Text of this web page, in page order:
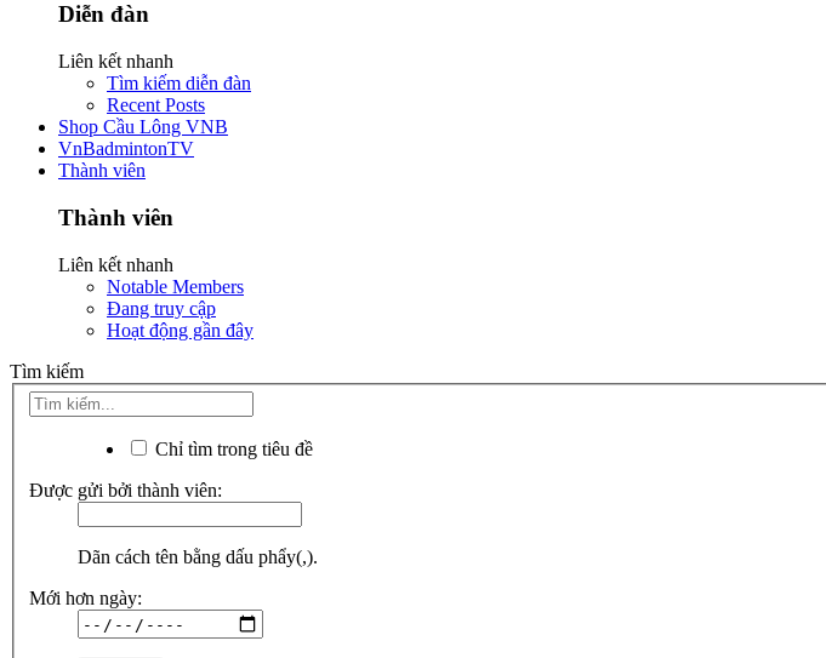
Diễn đàn
Liên kết nhanh
Tìm kiếm diễn đàn
Recent Posts
Shop Cầu Lông VNB
VnBadmintonTV
Thành viên
Thành viên
Liên kết nhanh
Notable Members
Đang truy cập
Hoạt động gần đây
Tìm kiếm
Chỉ tìm trong tiêu đề
Được gửi bởi thành viên:
Dãn cách tên bằng dấu phẩy(,).
Mới hơn ngày: